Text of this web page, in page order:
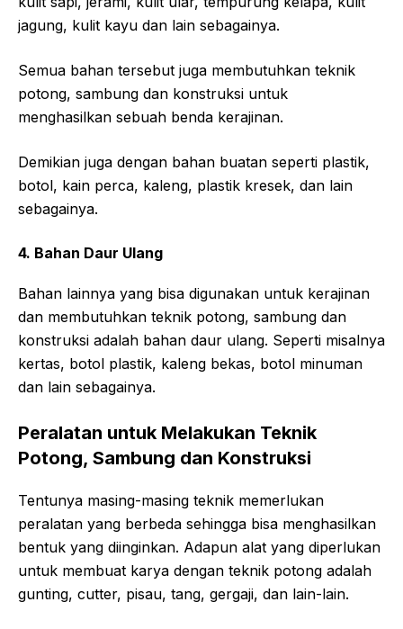
jagung, kulit kayu dan lain sebagainya.
Semua bahan tersebut juga membutuhkan teknik
potong, sambung dan konstruksi untuk
menghasilkan sebuah benda kerajinan.
Demikian juga dengan bahan buatan seperti plastik,
botol, kain perca, kaleng, plastik kresek, dan lain
sebagainya.
4. Bahan Daur Ulang
Bahan lainnya yang bisa digunakan untuk kerajinan
dan membutuhkan teknik potong, sambung dan
konstruksi adalah bahan daur ulang. Seperti misalnya
kertas, botol plastik, kaleng bekas, botol minuman
dan lain sebagainya.
Peralatan untuk Melakukan Teknik
Potong, Sambung dan Konstruksi
Tentunya masing-masing teknik memerlukan
peralatan yang berbeda sehingga bisa menghasilkan
bentuk yang diinginkan. Adapun alat yang diperlukan
untuk membuat karya dengan teknik potong adalah
gunting, cutter, pisau, tang, gergaji, dan lain-lain.